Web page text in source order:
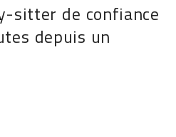
sitter de confiance
depuis un